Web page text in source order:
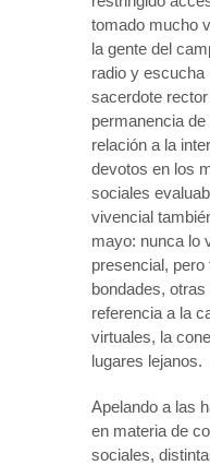
tomado mucho
la gente del
radio y escucha
sacerdote
permanencia
relación a la
devotos en los
sociales
vivencial
mayo: nunca lo
presencial, pero
bondades, otras
referencia a la
virtuales, la
lugares lejanos.
Apelando a las
en materia de
sociales,